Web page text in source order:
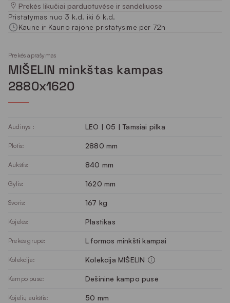
Prekės likučiai parduotuvėse ir sandėliuose
Pristatymas nuo 3 k.d. iki 6 k.d.
Kaune ir Kauno rajone pristatysime per 72h
Prekės aprašymas
MIŠELIN minkštas kampas
2880x1620
Audinys : LEO | 05 | Tamsiai pilka
Plotis: 2880 mm
Aukštis: 840 mm
Gylis: 1620 mm
Svoris: 167 kg
Kojelės: Plastikas
Prekės grupė: L formos minkšti kampai
Kolekcija: Kolekcija MIŠELIN
Kampo pusė: Dešininė kampo pusė
Kojelių aukštis: 50 mm